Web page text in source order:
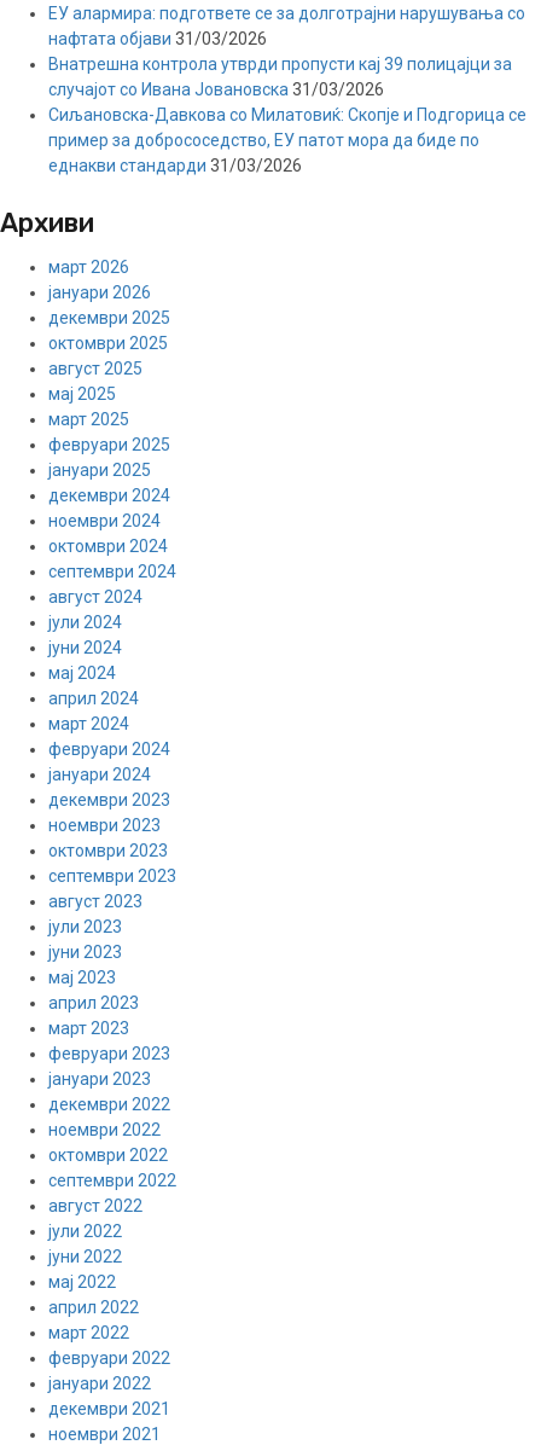
ЕУ алармира: подгответе се за долготрајни нарушувања со
нафтата објави 31/03/2026
Внатрешна контрола утврди пропусти кај 39 полицајци за
случајот со Ивана Јовановска 31/03/2026
Сиљановска-Давкова со Милатовиќ: Скопје и Подгорица се
пример за добрососедство, ЕУ патот мора да биде по
еднакви стандарди 31/03/2026
Архиви
март 2026
јануари 2026
декември 2025
октомври 2025
август 2025
мај 2025
март 2025
февруари 2025
јануари 2025
декември 2024
ноември 2024
октомври 2024
септември 2024
август 2024
јули 2024
јуни 2024
мај 2024
април 2024
март 2024
февруари 2024
јануари 2024
декември 2023
ноември 2023
октомври 2023
септември 2023
август 2023
јули 2023
јуни 2023
мај 2023
април 2023
март 2023
февруари 2023
јануари 2023
декември 2022
ноември 2022
октомври 2022
септември 2022
август 2022
јули 2022
јуни 2022
мај 2022
април 2022
март 2022
февруари 2022
јануари 2022
декември 2021
ноември 2021